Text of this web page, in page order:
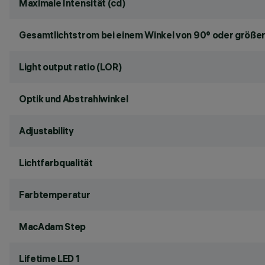
Maximale Intensität (cd)
Gesamtlichtstrom bei einem Winkel von 90° oder
Light output ratio (LOR)
Optik und Abstrahlwinkel
Adjustability
Lichtfarbqualität
Farbtemperatur
MacAdam Step
Lifetime LED 1